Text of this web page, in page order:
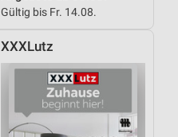
Gültig bis Fr. 14.08.
XXXLutz